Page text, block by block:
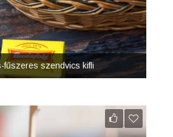
fűszeres szendvics kifli